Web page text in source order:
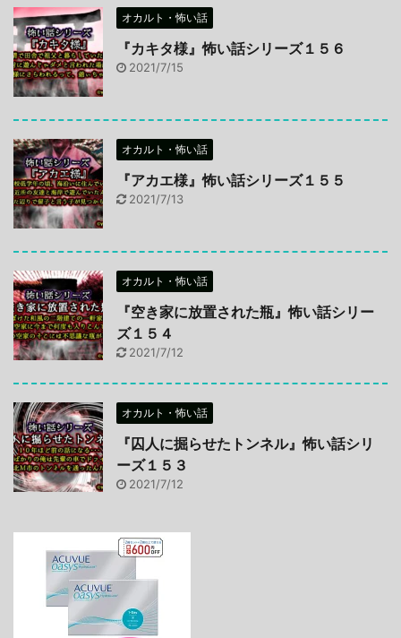
オカルト・怖い話
『カキタ様』怖い話シリーズ１５６
2021/7/15
オカルト・怖い話
『アカエ様』怖い話シリーズ１５５
2021/7/13
オカルト・怖い話
『空き家に放置された瓶』怖い話シリー
ズ１５４
2021/7/12
オカルト・怖い話
『囚人に掘らせたトンネル』怖い話シリ
ーズ１５３
2021/7/12